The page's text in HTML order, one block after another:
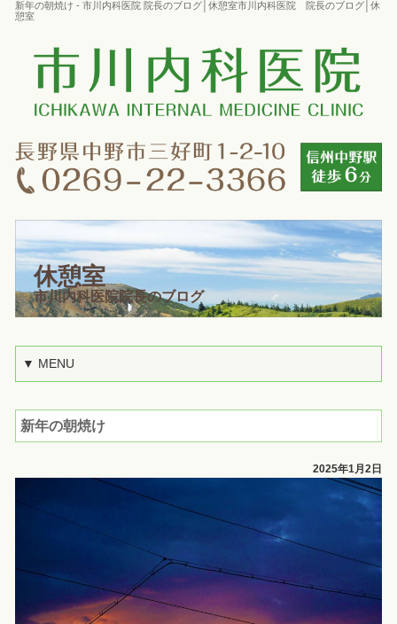
新年の朝焼け - 市川内科医院 院長のブログ│休憩室市川内科医院 院長のブログ│休
憩室
休憩室
市川内科医院院長のブログ
▼ MENU
新年の朝焼け
2025年1月2日